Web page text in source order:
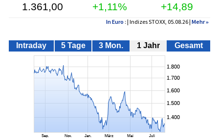
1.361,00 +1,11% +14,89
In Euro : | Indizes STOXX, 05.08.26 | Mehr»
Intraday 5 Tage 3 Mon. 1 Jahr Gesamt